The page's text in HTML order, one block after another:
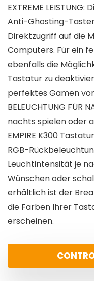
EXTREME
Anti-Ghosting-
Direktzugriff auf die
Computers. Für ein
ebenfalls die
Tastatur zu
perfektes Gamen
BELEUCHTUNG FÜR
nachts spielen oder
EMPIRE K300
RGB-
Leuchtintensität je
Wünschen oder
erhältlich ist der
die Farben Ihrer
erscheinen.